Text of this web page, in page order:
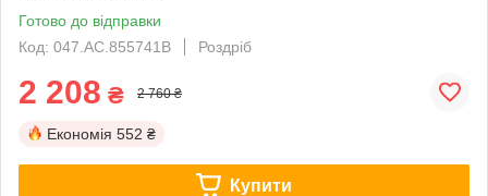
Готово до відправки
Код: 047.AC.855741B
Роздріб
2 208 ₴ 2 760 ₴
Економія 552 ₴
Купити